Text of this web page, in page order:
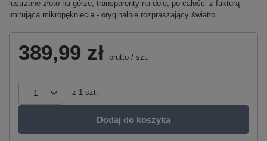
lustrzane złoto na górze, transparenty na dole, po całości z fakturą
imitującą mikropęknięcia - oryginalnie rozpraszający światło
389,99 zł brutto / szt.
z 1 szt.
Dodaj do koszyka